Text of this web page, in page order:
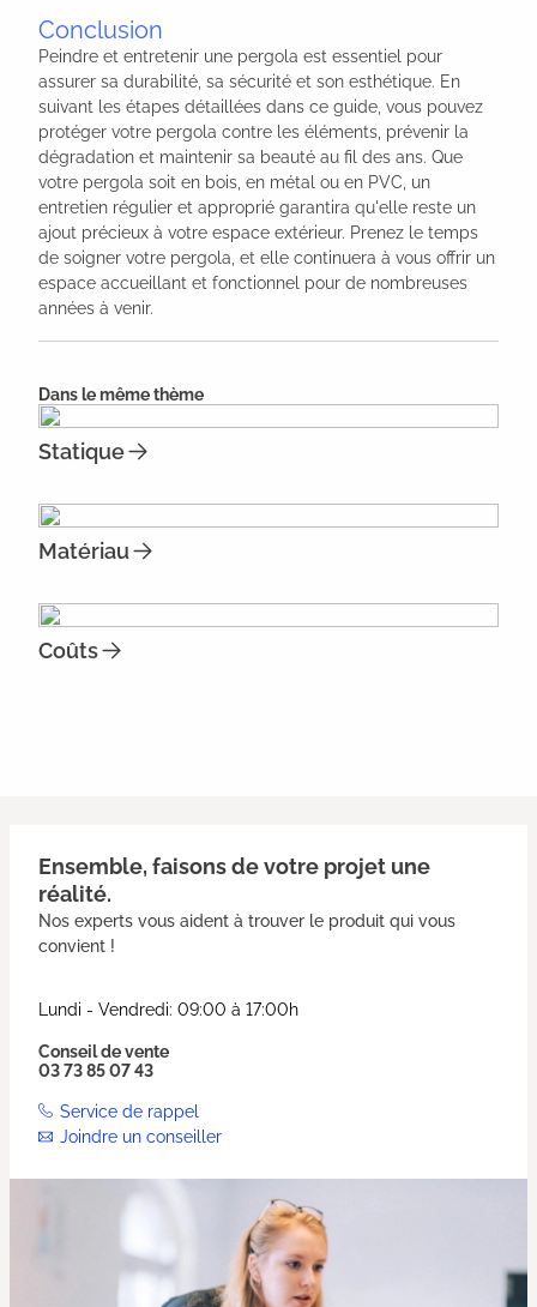
Conclusion
Peindre et entretenir une pergola est essentiel pour
assurer sa durabilité, sa sécurité et son esthétique. En
suivant les étapes détaillées dans ce guide, vous pouvez
protéger votre pergola contre les éléments, prévenir la
dégradation et maintenir sa beauté au fil des ans. Que
votre pergola soit en bois, en métal ou en PVC, un
entretien régulier et approprié garantira qu'elle reste un
ajout précieux à votre espace extérieur. Prenez le temps
de soigner votre pergola, et elle continuera à vous offrir un
espace accueillant et fonctionnel pour de nombreuses
années à venir.
Dans le même thème
Statique
Matériau
Coûts
Ensemble, faisons de votre projet une
réalité.
Nos experts vous aident à trouver le produit qui vous
convient !
Lundi - Vendredi: 09:00 à 17:00h
Conseil de vente
03 73 85 07 43
Service de rappel
Joindre un conseiller